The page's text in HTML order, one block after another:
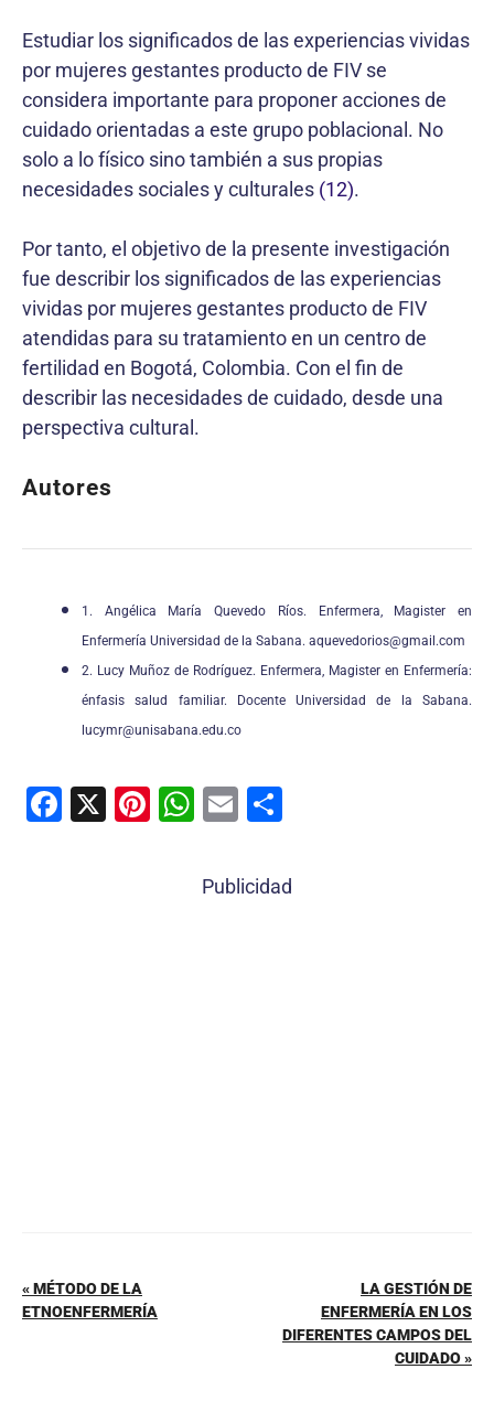
Estudiar los significados de las experiencias vividas
por mujeres gestantes producto de FIV se
considera importante para proponer acciones de
cuidado orientadas a este grupo poblacional. No
solo a lo físico sino también a sus propias
necesidades sociales y culturales (12).
Por tanto, el objetivo de la presente investigación
fue describir los significados de las experiencias
vividas por mujeres gestantes producto de FIV
atendidas para su tratamiento en un centro de
fertilidad en Bogotá, Colombia. Con el fin de
describir las necesidades de cuidado, desde una
perspectiva cultural.
Autores
1. Angélica María Quevedo Ríos. Enfermera, Magister en
Enfermería Universidad de la Sabana. aquevedorios@gmail.com
2. Lucy Muñoz de Rodríguez. Enfermera, Magister en Enfermería:
énfasis salud familiar. Docente Universidad de la Sabana.
lucymr@unisabana.edu.co
F
X
Pi W
at
E
ai m
Publicidad
« MÉTODO DE LA
ETNOENFERMERÍA
LA GESTIÓN DE
ENFERMERÍA EN LOS
DIFERENTES CAMPOS DEL
CUIDADO »